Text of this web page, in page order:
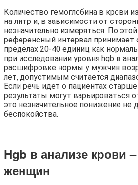
Количество гемоглобина в крови
на литр и, в зависимости от
незначительно измеряться. По
референсный интервал принимает
пределах 20-40 единиц как
при исследовании уровня hgb в
расшифровке нормы у мужчин
лет, допустимым считается
Если речь идет о пациентах
результаты могут варьироваться
это незначительное понижение
беспокойства.
Hgb в анализе крови
женщин